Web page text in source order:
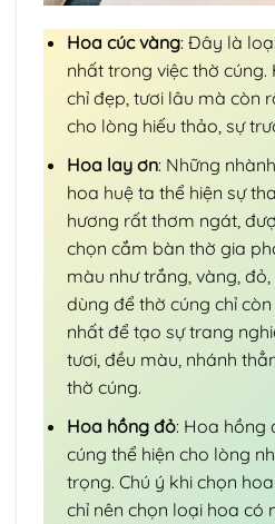
Hoa cúc vàng: Đây là
nhất trong việc thờ
chỉ đẹp, tươi lâu mà còn
cho lòng hiếu thảo, sự
Hoa lay ơn: Những
hoa huệ ta thể hiện sự
hương rất thơm ngát,
chọn cắm bàn thờ gia
màu như trắng, vàng,
dùng để thờ cúng chỉ
nhất để tạo sự trang
tươi, đều màu, nhánh
thờ cúng.
Hoa hồng đỏ: Hoa hồng
cúng thể hiện cho lòng
trọng. Chú ý khi chọn
chỉ nên chọn loại hoa có